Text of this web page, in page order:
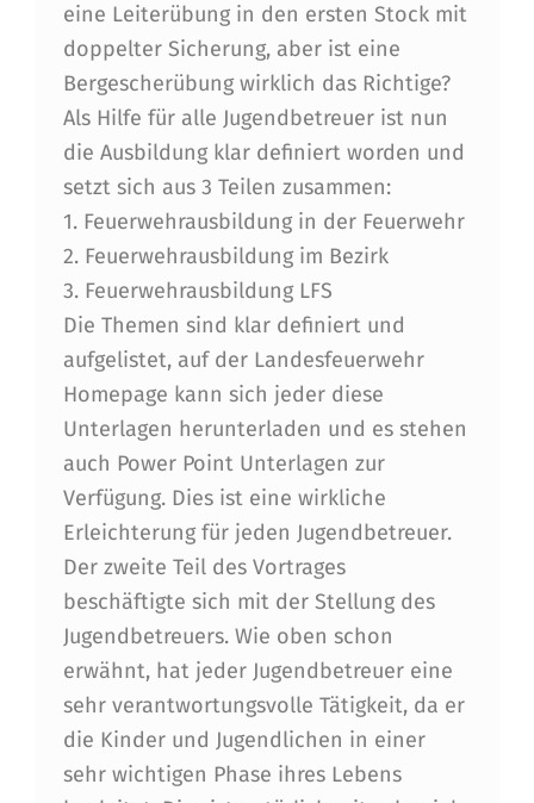
T
E
N
A
U
S
–
S
O
N
D
E
R
N
J
U
G
E
eine Leiterübung in den ersten Stock mit
doppelter Sicherung, aber ist eine
Bergescherübung wirklich das Richtige?
Als Hilfe für alle Jugendbetreuer ist nun
die Ausbildung klar definiert worden und
setzt sich aus 3 Teilen zusammen:
1. Feuerwehrausbildung in der Feuerwehr
2. Feuerwehrausbildung im Bezirk
3. Feuerwehrausbildung LFS
Die Themen sind klar definiert und
aufgelistet, auf der Landesfeuerwehr
Homepage kann sich jeder diese
Unterlagen herunterladen und es stehen
auch Power Point Unterlagen zur
Verfügung. Dies ist eine wirkliche
Erleichterung für jeden Jugendbetreuer.
Der zweite Teil des Vortrages
beschäftigte sich mit der Stellung des
Jugendbetreuers. Wie oben schon
erwähnt, hat jeder Jugendbetreuer eine
sehr verantwortungsvolle Tätigkeit, da er
die Kinder und Jugendlichen in einer
sehr wichtigen Phase ihres Lebens